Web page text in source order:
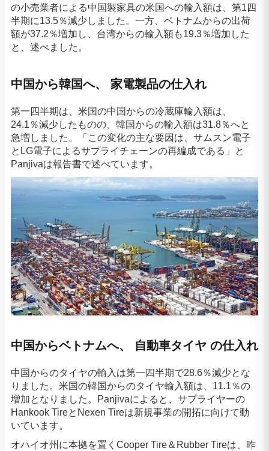
の小売業者による中国製家具の米国への輸入額は、第1四
半期に13.5％減少しました。一方、ベトナムからの出荷
額が37.2％増加し、台湾からの輸入額も19.3％増加した
と、述べました。
中国から韓国へ、 家電製品の仕入れ
第一四半期は、米国の中国からの冷蔵庫輸入額は、
24.1％減少したものの、韓国からの輸入額は31.8％へと
急増しました。「この変化の主な要因は、サムスン電子
とLG電子によるサプライチェーンの再編成である」と
Panjivaは報告書で述べています。
中国からベトナムへ、 自動車タイヤ の仕入れ
中国からのタイヤの輸入は第一四半期で28.6％減少とな
りました。米国の韓国からのタイヤ輸入額は、11.1％の
増加となりました。Panjivaによると、サプライヤーの
Hankook TireとNexen Tireは新規事業の開拓に向けて動
いています。
オハイオ州に本拠を置くCooper Tire＆Rubber Tireは、昨